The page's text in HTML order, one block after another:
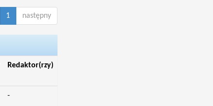
1 następny
Redaktor(rzy)
-